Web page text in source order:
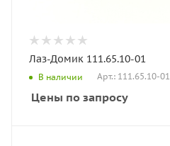
Лаз-Домик 111.65.10-01
В наличии Арт.: 111.65.10-01
Цены по запросу